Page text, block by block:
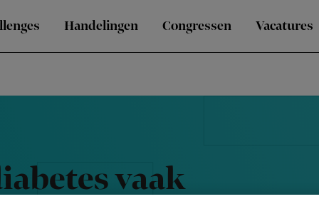
Handelingen Congressen Vacatures
vaak